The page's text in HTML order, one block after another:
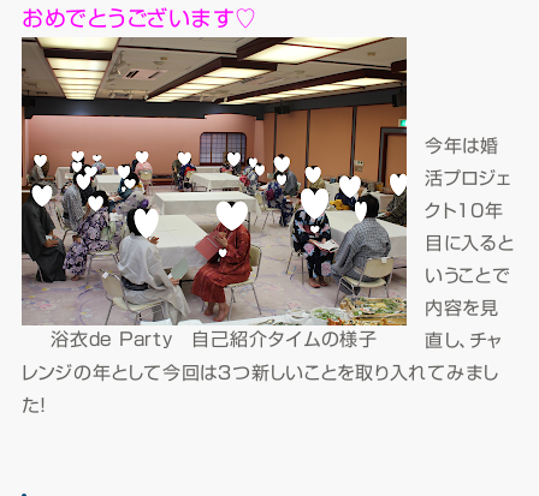
おめでとうございます♡
浴衣de Party 自己紹介タイムの様子
今年は婚
活プロジェ
クト10年
目に入ると
いうことで
内容を見
直し、チャ
レンジの年として今回は３つ新しいことを取り入れてみまし
た！